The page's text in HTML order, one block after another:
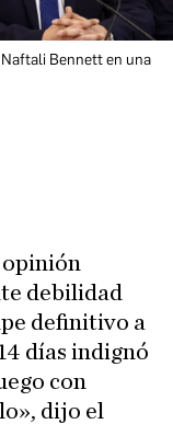
Bennett en una
opinión
debilidad
definitivo a
días indignó
con
dijo el